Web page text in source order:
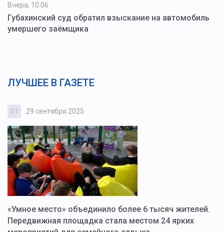
Вчера, 10:06
Губахинский суд обратил взыскание на автомобиль
умершего заёмщика
ЛУЧШЕЕ В ГАЗЕТЕ
01 29 сентября 2025
«Умное место» объединило более 6 тысяч жителей.
Передвижная площадка стала местом 24 ярких